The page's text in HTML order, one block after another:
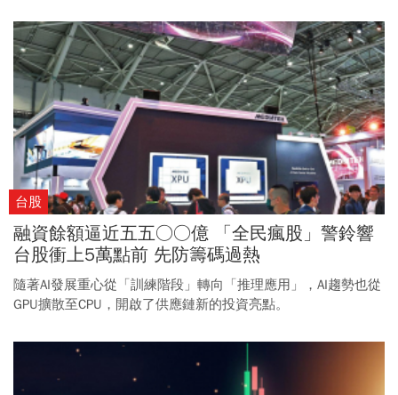
台股
融資餘額逼近五五○○億 「全民瘋股」警鈴響
台股衝上5萬點前 先防籌碼過熱
隨著AI發展重心從「訓練階段」轉向「推理應用」，AI趨勢也從
GPU擴散至CPU，開啟了供應鏈新的投資亮點。